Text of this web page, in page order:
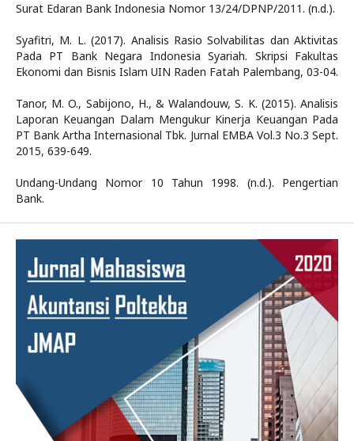
Surat Edaran Bank Indonesia Nomor 13/24/DPNP/2011. (n.d.).
Syafitri, M. L. (2017). Analisis Rasio Solvabilitas dan Aktivitas
Pada PT Bank Negara Indonesia Syariah. Skripsi Fakultas
Ekonomi dan Bisnis Islam UIN Raden Fatah Palembang, 03-04.
Tanor, M. O., Sabijono, H., & Walandouw, S. K. (2015). Analisis
Laporan Keuangan Dalam Mengukur Kinerja Keuangan Pada
PT Bank Artha Internasional Tbk. Jurnal EMBA Vol.3 No.3 Sept.
2015, 639-649.
Undang-Undang Nomor 10 Tahun 1998. (n.d.). Pengertian
Bank.